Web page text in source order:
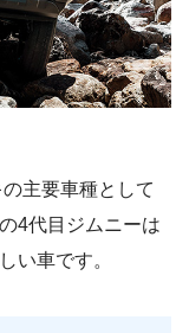
主要車種として
4代目ジムニーは
い車です。